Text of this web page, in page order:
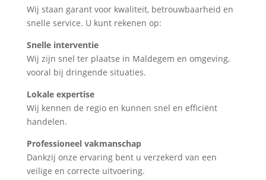
Wij staan garant voor kwaliteit, betrouwbaarheid en
snelle service. U kunt rekenen op:
Snelle interventie
Wij zijn snel ter plaatse in Maldegem en omgeving,
vooral bij dringende situaties.
Lokale expertise
Wij kennen de regio en kunnen snel en efficiënt
handelen.
Professioneel vakmanschap
Dankzij onze ervaring bent u verzekerd van een
veilige en correcte uitvoering.